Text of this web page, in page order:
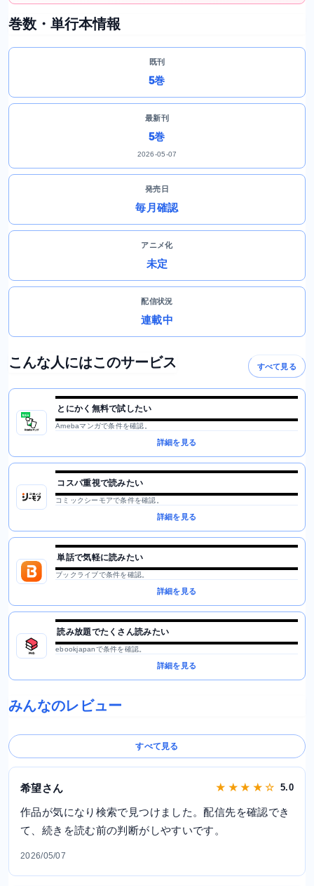
巻数・単行本情報
既刊
5巻
最新刊
5巻
2026-05-07
発売日
毎月確認
アニメ化
未定
配信状況
連載中
こんな人にはこのサービス すべて見る
とにかく無料で試したい
Amebaマンガで条件を確認。
詳細を見る
コスパ重視で読みたい
コミックシーモアで条件を確認。
詳細を見る
単話で気軽に読みたい
ブックライブで条件を確認。
詳細を見る
読み放題でたくさん読みたい
ebookjapanで条件を確認。
詳細を見る
みんなのレビュー
すべて見る
希望さん ★ ★ ★ ★ ☆ 5.0
作品が気になり検索で見つけました。配信先を確認でき
て、続きを読む前の判断がしやすいです。
2026/05/07